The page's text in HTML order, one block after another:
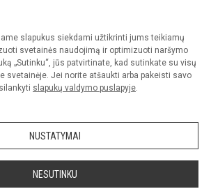
slapukus siekdami užtikrinti jums teikiamų
svetainės naudojimą ir optimizuoti naršymo
„Sutinku“, jūs patvirtinate, kad sutinkate su visų
svetainėje. Jei norite atšaukti arba pakeisti savo
slapukų valdymo puslapyje.
NUSTATYMAI
NESUTINKU
Jonučių progimnazija. Visos teisės saugomos.
progimnazijos sutikimo griežtai draudžiama.
paraiška Slapukų valdymas
atnaujinti